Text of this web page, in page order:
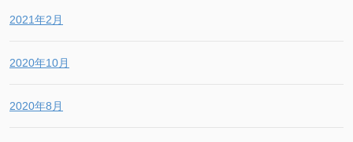
2021年2月
2020年10月
2020年8月